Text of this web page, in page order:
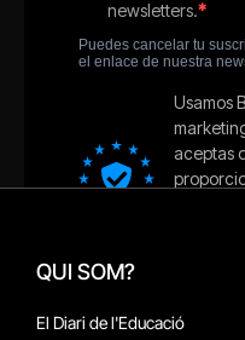
QUI SOM?
El Diari de l'Educació